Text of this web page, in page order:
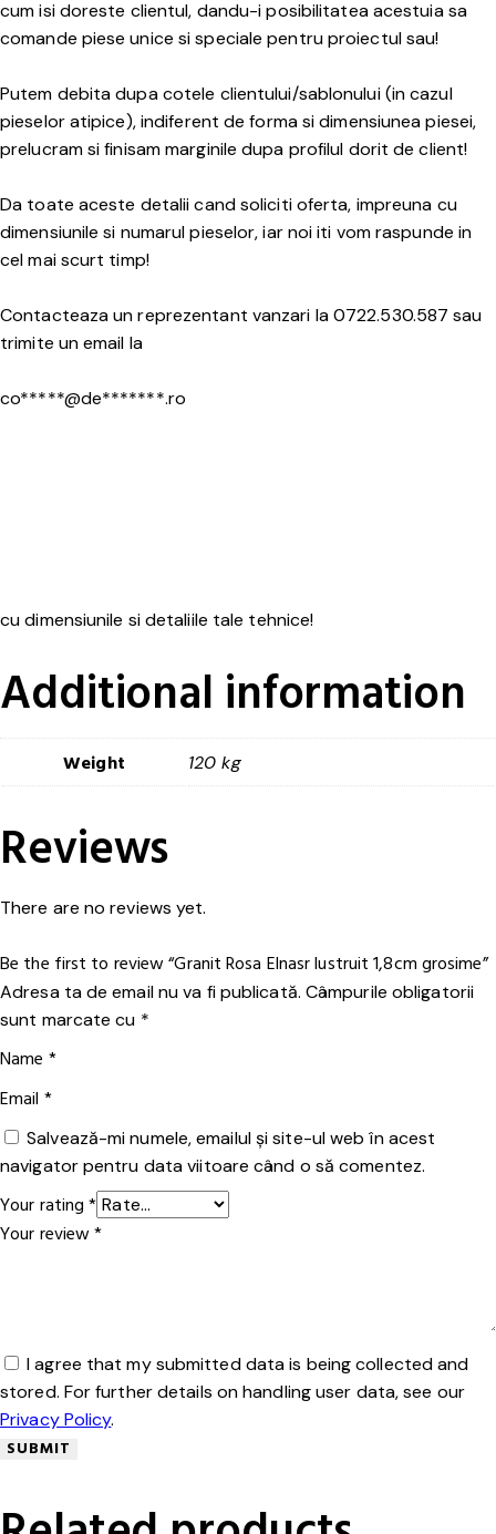
cum isi doreste clientul, dandu-i posibilitatea acestuia sa
comande piese unice si speciale pentru proiectul sau!
Putem debita dupa cotele clientului/sablonului (in cazul
pieselor atipice), indiferent de forma si dimensiunea piesei,
prelucram si finisam marginile dupa profilul dorit de client!
Da toate aceste detalii cand soliciti oferta, impreuna cu
dimensiunile si numarul pieselor, iar noi iti vom raspunde in
cel mai scurt timp!
Contacteaza un reprezentant vanzari la 0722.530.587 sau
trimite un email la
co*****@de*******.ro
cu dimensiunile si detaliile tale tehnice!
Additional information
Weight 120 kg
Reviews
There are no reviews yet.
Be the first to review “Granit Rosa Elnasr lustruit 1,8cm grosime”
Adresa ta de email nu va fi publicată. Câmpurile obligatorii
sunt marcate cu *
Name *
Email *
Salvează-mi numele, emailul și site-ul web în acest
navigator pentru data viitoare când o să comentez.
Your rating*
Your review*
I agree that my submitted data is being collected and
stored. For further details on handling user data, see our
Privacy Policy.